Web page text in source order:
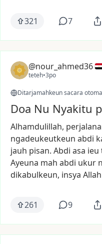
321 7
@nour_ahmed36
teteh•3po
Ditarjamahkeun sacara
Doa Nu Nyakitu
Alhamdulillah,
ngadeukeutkeun abdi
jauh pisan. Abdi asa ieu
Ayeuna mah abdi ukur
dikabulkeun, insya Allah
261 9